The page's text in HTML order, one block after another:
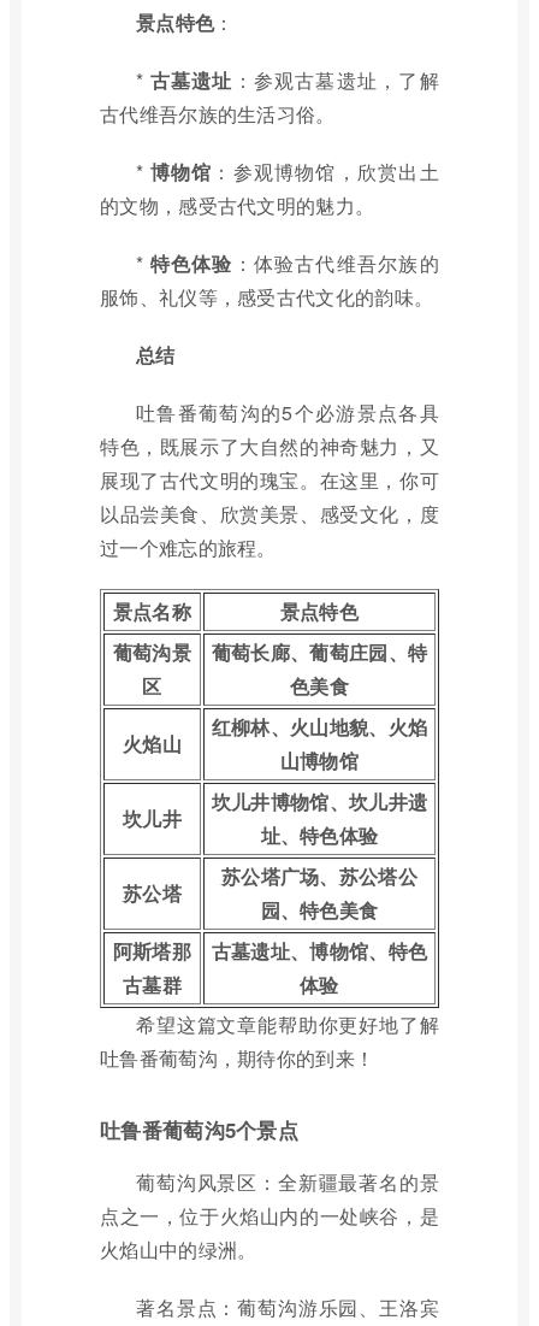
景点特色：
* 古墓遗址 ：参观古墓遗址，了解
古代维吾尔族的生活习俗。
* 博物馆 ：参观博物馆，欣赏出土
的文物，感受古代文明的魅力。
* 特色体验 ：体验古代维吾尔族的
服饰、礼仪等，感受古代文化的韵味。
总结
吐鲁番葡萄沟的5个必游景点各具
特色，既展示了大自然的神奇魅力，又
展现了古代文明的瑰宝。在这里，你可
以品尝美食、欣赏美景、感受文化，度
过一个难忘的旅程。
景点名称
景点特色
葡萄沟景
区
葡萄长廊、葡萄庄园、特
色美食
火焰山
红柳林、火山地貌、火焰
山博物馆
坎儿井
坎儿井博物馆、坎儿井遗
址、特色体验
苏公塔
苏公塔广场、苏公塔公
园、特色美食
阿斯塔那
古墓群
古墓遗址、博物馆、特色
体验
希望这篇文章能帮助你更好地了解
吐鲁番葡萄沟，期待你的到来！
吐鲁番葡萄沟5个景点
葡萄沟风景区：全新疆最著名的景
点之一，位于火焰山内的一处峡谷，是
火焰山中的绿洲。
著名景点：葡萄沟游乐园、王洛宾